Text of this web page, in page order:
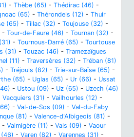
- Thèbe (65) - Thédirac (46) -
(65) - Thérondels (12) - Thuir
(65) - Tillac (32) - Toujouse (32) -
- Tour-de-Faure (46) - Tournan (32) -
- Tournous-Darré (65) - Tourtouse
(31) - Touzac (46) - Tramezaïgues
(11) - Traversères (32) - Tréban (81)
- Tréjouls (82) - Trie-sur-Baïse (65) -
(65) - Uglas (65) - Ur (66) - Ussat
- Ustou (09) - Uz (65) - Uzech (46)
Vacquiers (31) - Vailhourles (12) -
- Val-de-Sos (09) - Val-du-Faby
(81) - Valence-d'Albigeois (81) -
- Valmigère (11) - Vals (09) - Vaour
(46) - Varen (82) - Varennes (31) -